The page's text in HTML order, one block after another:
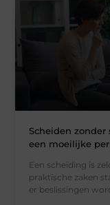
Scheiden
een moeilijke
Een scheiding is
praktische zaken
er beslissingen